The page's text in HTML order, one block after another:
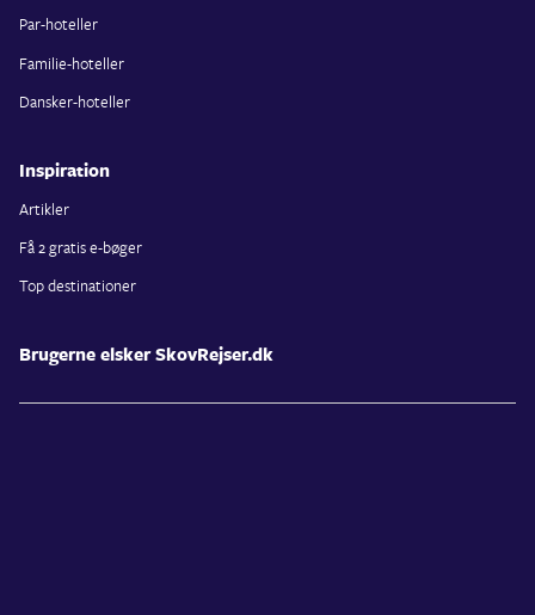
Par-hoteller
Familie-hoteller
Dansker-hoteller
Inspiration
Artikler
Få 2 gratis e-bøger
Top destinationer
Brugerne elsker SkovRejser.dk